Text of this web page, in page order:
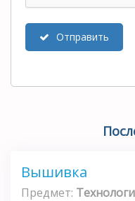
Отправить
Вышивка
Предмет: